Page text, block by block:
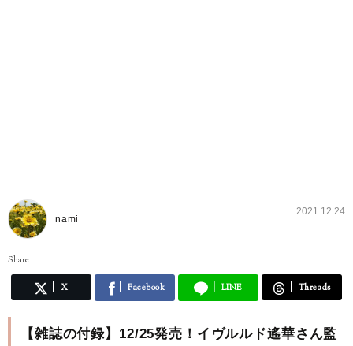
nami
2021.12.24
Share
X Facebook LINE Threads
【雑誌の付録】12/25発売！イヴルルド遙華さん監